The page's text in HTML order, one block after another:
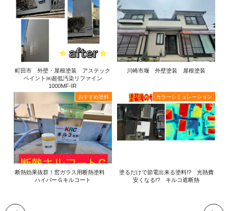
町田市 外壁・屋根塗装 アステック
ペイント㈱超低汚染リファイン
1000MF-IR
川崎市堰 外壁塗装 屋根塗装
おすすめ塗料
断熱効果抜群！窓ガラス用断熱塗料
ハイパーＧキルコート
カラーシミュレーション
塗るだけで節電出来る塗料!? 光熱費
安くなる!? キルコ遮断熱